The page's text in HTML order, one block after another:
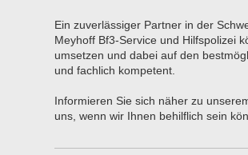
Ein zuverlässiger Partner in der
Meyhoff Bf3-Service und Hilfspolizei
umsetzen und dabei auf den
und fachlich kompetent.
Informieren Sie sich näher zu
uns, wenn wir Ihnen behilflich sein